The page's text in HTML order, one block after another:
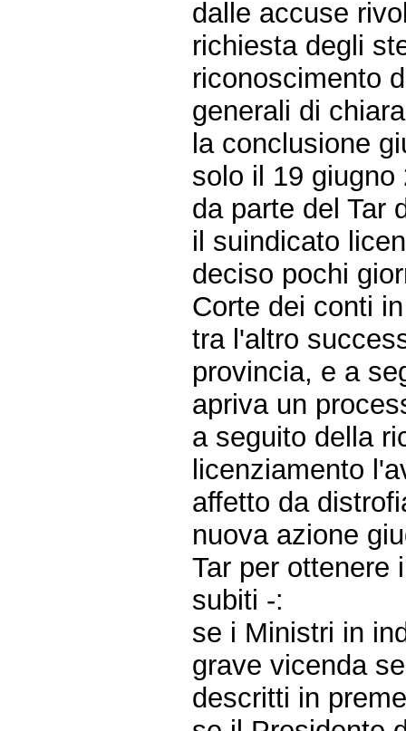
dalle accuse
richiesta degli
riconoscimento
generali di
la conclusione
solo il 19
da parte del Tar
il suindicato
deciso pochi
Corte dei conti
tra l'altro
provincia, e a
apriva un
a seguito della
licenziamento
affetto da
nuova azione
Tar per ottenere
subiti -:
se i Ministri in
grave vicenda
descritti in